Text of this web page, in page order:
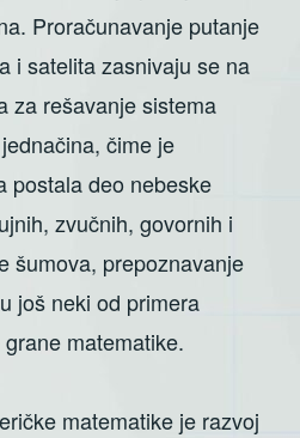
Proračunavanje putanje
i satelita zasnivaju se na
za rešavanje sistema
čime je
postala deo nebeske
zvučnih, govornih i
šumova, prepoznavanje
još neki od primera
matematike.
matematike je razvoj